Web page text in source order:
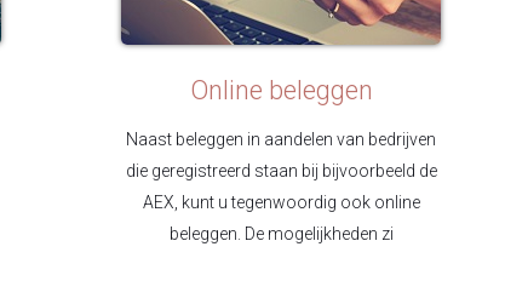
Online beleggen
Naast beleggen in aandelen van bedrijven
die geregistreerd staan bij bijvoorbeeld de
AEX, kunt u tegenwoordig ook online
beleggen. De mogelijkheden zi